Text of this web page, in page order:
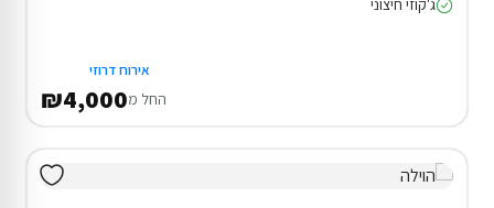
ג'קוזי חיצוני
אירוח דרוזי
החל מ₪4,000